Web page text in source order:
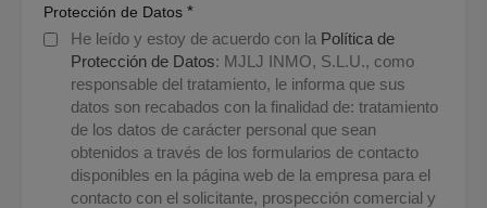
Protección de Datos *
He leído y estoy de acuerdo con la Política de
Protección de Datos: MJLJ INMO, S.L.U., como
responsable del tratamiento, le informa que sus
datos son recabados con la finalidad de: tratamiento
de los datos de carácter personal que sean
obtenidos a través de los formularios de contacto
disponibles en la página web de la empresa para el
contacto con el solicitante, prospección comercial y